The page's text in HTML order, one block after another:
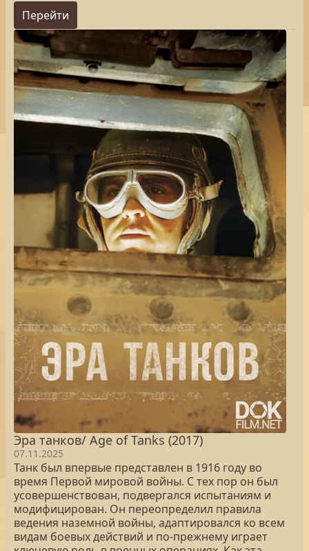
Перейти
Эра танков/ Age of Tanks (2017)
07.11.2025
Танк был впервые представлен в 1916 году во
время Первой мировой войны. С тех пор он был
усовершенствован, подвергался испытаниям и
модифицирован. Он переопределил правила
ведения наземной войны, адаптировался ко всем
видам боевых действий и по-прежнему играет